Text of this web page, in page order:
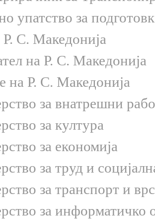
упатство за
С. Македонија
на Р. С. Македонија
на Р. С. Македонија
за внатрешни
за култура
за економија
за труд и
за транспорт и
за информатичко